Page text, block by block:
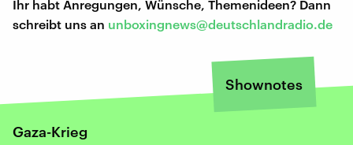
Ihr habt Anregungen, Wünsche, Themenideen? Dann
schreibt uns an unboxingnews@deutschlandradio.de
Shownotes
Gaza-Krieg